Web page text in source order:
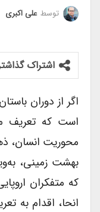
توسطعلی اکبری
اشتراک گذاشتن
اگر از دوران
است که تعریف
محوریت انسان،
بهشت زمینی،
که متفکران
انحا، اقدام به